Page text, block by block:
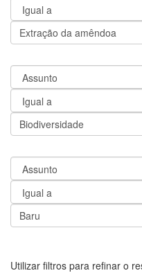
Utilizar filtros para refinar o